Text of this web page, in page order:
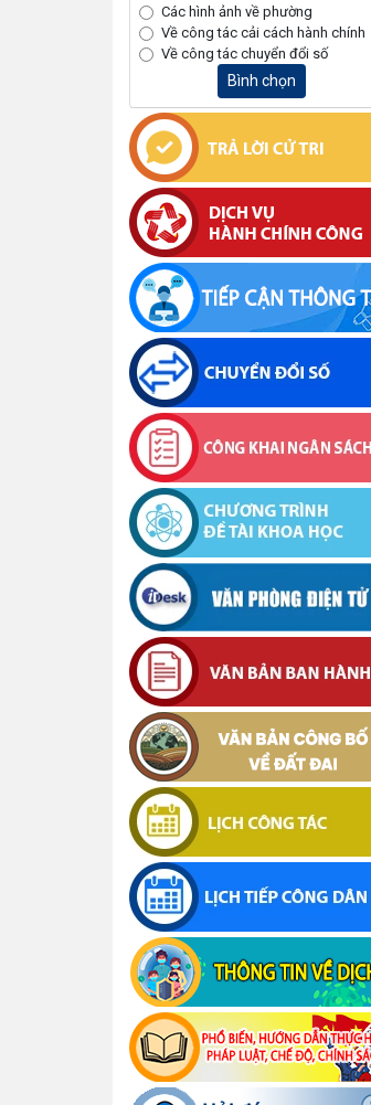
Các hình ảnh về phường
Về công tác cải cách hành chính
Về công tác chuyển đổi số
Bình chọn